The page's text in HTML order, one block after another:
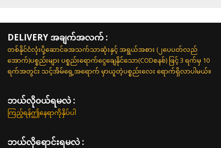
DELIVERY အချက်အလက် :
တစ်နိုင်ငံလုံးပို့ဆောင်ခအသက်သာဆုံးနှင့် အရွယ်အစား (၂ပေပတ်လည်
အောက်)ပစ္စည်းများ ပစ္စည်းရောက်ငွေချေနိုင်သော(CODစနစ်) ဖြင့် 3 ရက်မှ 10
ရက်အတွင်း သင့်အိမ်ရှေ့အရောက် မှာယူတဲ့ပစ္စည်းလေး ရောက်ရှိလာပါမယ်။
ဘယ်လို၀ယ်ရမလဲ :
ကြည့်ရန်ဤနေရာကိုနှိပ်ပါ
ဘယ်လိုရောင်းရမလဲ :